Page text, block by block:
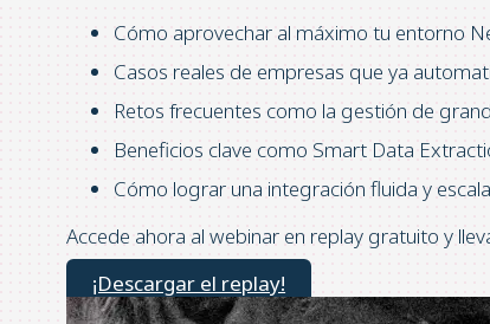
Cómo aprovechar al máximo tu entorno
Casos reales de empresas que ya
Retos frecuentes como la gestión de
Beneficios clave como Smart Data
Cómo lograr una integración fluida y
Accede ahora al webinar en replay gratuito y
¡Descargar el replay!